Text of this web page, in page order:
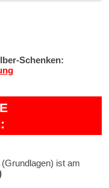
Schenken:
(Grundlagen) ist am